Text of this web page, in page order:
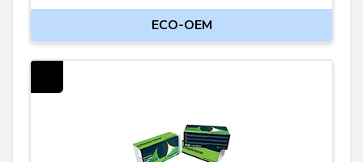
ECO-OEM